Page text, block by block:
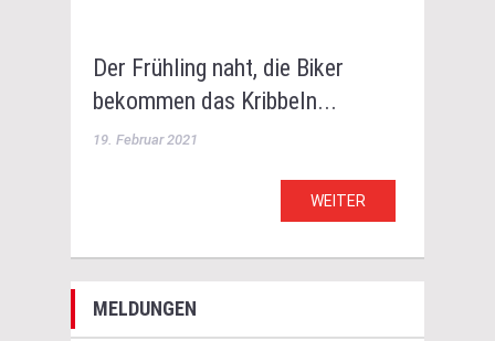
Der Frühling naht, die Biker
bekommen das Kribbeln...
19. Februar 2021
WEITER
MELDUNGEN